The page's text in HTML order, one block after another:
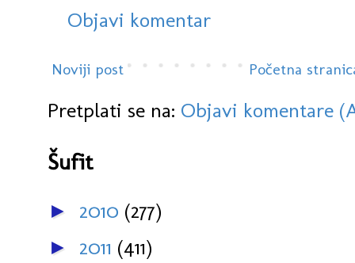
Objavi komentar
Noviji post Početna
Pretplati se na: Objavi komentare
Šufit
► 2010 (277)
► 2011 (411)